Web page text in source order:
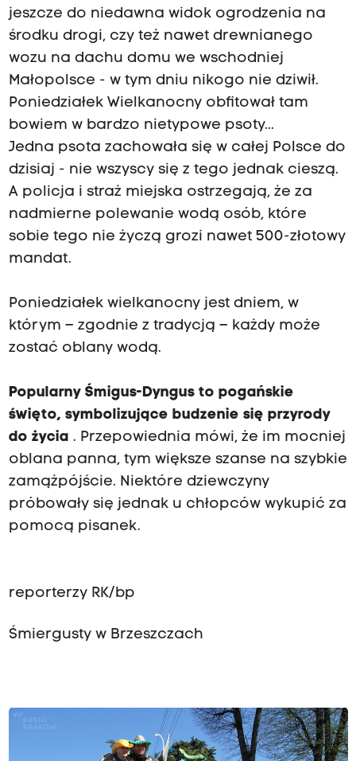
jeszcze do niedawna widok ogrodzenia na
środku drogi, czy też nawet drewnianego
wozu na dachu domu we wschodniej
Małopolsce - w tym dniu nikogo nie dziwił.
Poniedziałek Wielkanocny obfitował tam
bowiem w bardzo nietypowe psoty...
Jedna psota zachowała się w całej Polsce do
dzisiaj - nie wszyscy się z tego jednak cieszą.
A policja i straż miejska ostrzegają, że za
nadmierne polewanie wodą osób, które
sobie tego nie życzą grozi nawet 500-złotowy
mandat.
Poniedziałek wielkanocny jest dniem, w
którym – zgodnie z tradycją – każdy może
zostać oblany wodą.
Popularny Śmigus-Dyngus to pogańskie
święto, symbolizujące budzenie się przyrody
do życia . Przepowiednia mówi, że im mocniej
oblana panna, tym większe szanse na szybkie
zamążpójście. Niektóre dziewczyny
próbowały się jednak u chłopców wykupić za
pomocą pisanek.
reporterzy RK/bp
Śmiergusty w Brzeszczach